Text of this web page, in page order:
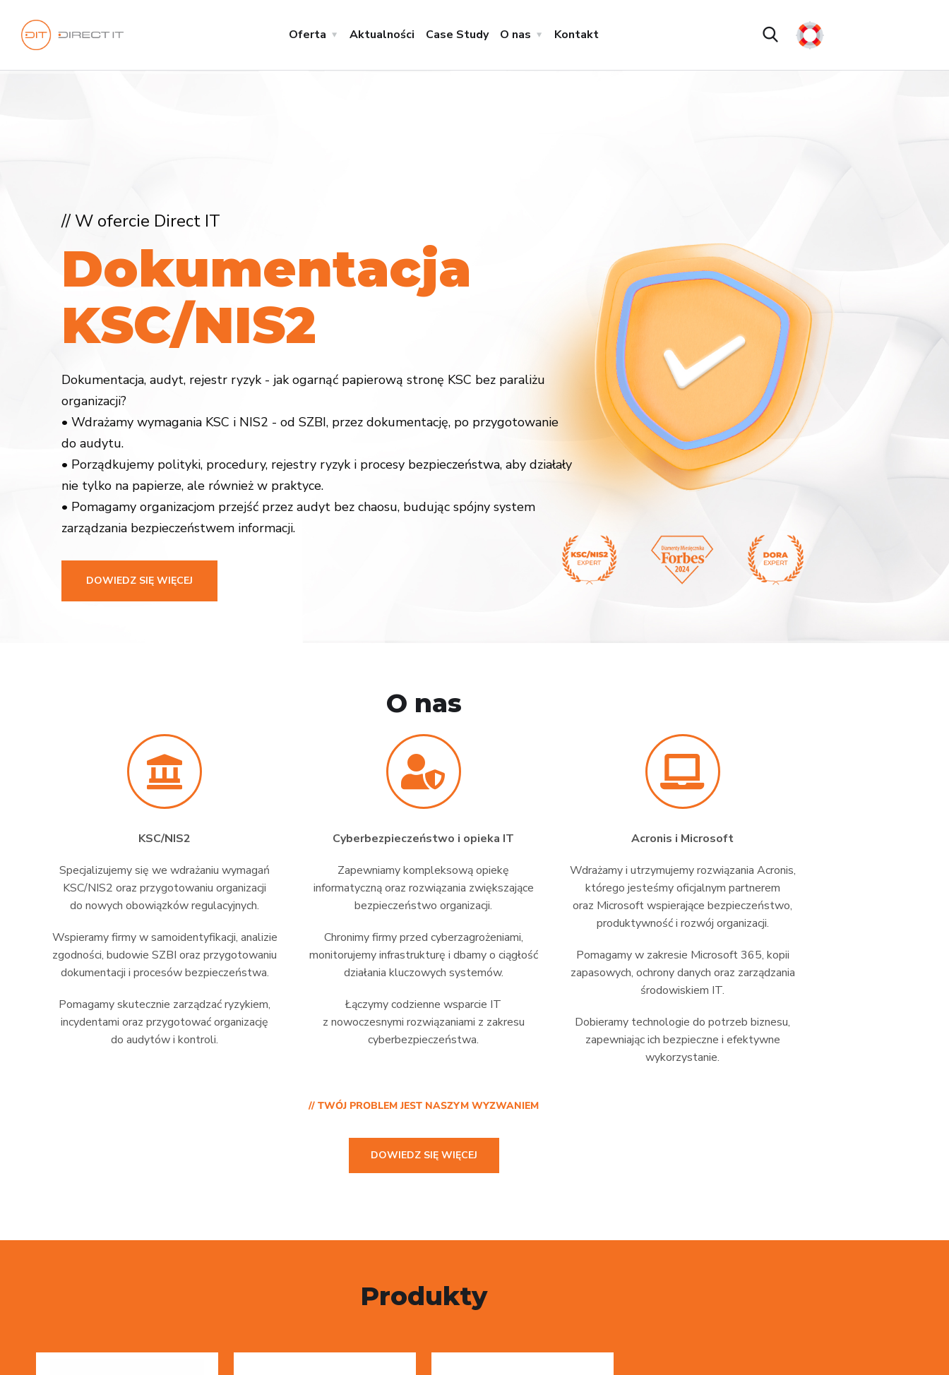
Oferta Aktualności Case Study O nas Kontakt
Dokumentacja
KSC/NIS2
Dokumentacja, audyt, rejestr ryzyk - jak ogarnąć papierową stronę KSC bez paraliżu
organizacji?
• Wdrażamy wymagania KSC i NIS2 - od SZBI, przez dokumentację, po przygotowanie
do audytu.
• Porządkujemy polityki, procedury, rejestry ryzyk i procesy bezpieczeństwa, aby działały
nie tylko na papierze, ale również w praktyce.
• Pomagamy organizacjom przejść przez audyt bez chaosu, budując spójny system
zarządzania bezpieczeństwem informacji.
// W ofercie Direct IT
DOWIEDZ SIĘ WIĘCEJ
O nas
KSC/NIS2
Specjalizujemy się we wdrażaniu wymagań
KSC/NIS2 oraz przygotowaniu organizacji
do nowych obowiązków regulacyjnych.
Wspieramy firmy w samoidentyfikacji, analizie
zgodności, budowie SZBI oraz przygotowaniu
dokumentacji i procesów bezpieczeństwa.
Pomagamy skutecznie zarządzać ryzykiem,
incydentami oraz przygotować organizację
do audytów i kontroli.
Cyberbezpieczeństwo i opieka IT
Zapewniamy kompleksową opiekę
informatyczną oraz rozwiązania zwiększające
bezpieczeństwo organizacji.
Chronimy firmy przed cyberzagrożeniami,
monitorujemy infrastrukturę i dbamy o ciągłość
działania kluczowych systemów.
Łączymy codzienne wsparcie IT
z nowoczesnymi rozwiązaniami z zakresu
cyberbezpieczeństwa.
Acronis i Microsoft
Wdrażamy i utrzymujemy rozwiązania Acronis,
którego jesteśmy oficjalnym partnerem
oraz Microsoft wspierające bezpieczeństwo,
produktywność i rozwój organizacji.
Pomagamy w zakresie Microsoft 365, kopii
zapasowych, ochrony danych oraz zarządzania
środowiskiem IT.
Dobieramy technologie do potrzeb biznesu,
zapewniając ich bezpieczne i efektywne
wykorzystanie.
// TWÓJ PROBLEM JEST NASZYM WYZWANIEM
DOWIEDZ SIĘ WIĘCEJ
Produkty